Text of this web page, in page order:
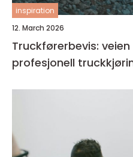
inspiration
12. March 2026
Truckførerbevis:
profesjonell